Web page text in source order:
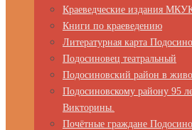
Краеведческие издания
Книги по краеведению
Литературная карта
Подосиновец театральный
Подосиновский район в
Подосиновскому району 95
Викторины.
Почётные граждане